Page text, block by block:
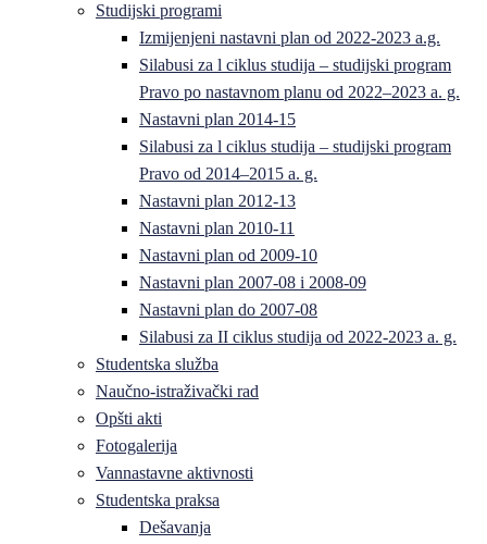
Studijski programi
Izmijenjeni nastavni plan od 2022-2023 a.g.
Silabusi za l ciklus studija – studijski program
Pravo po nastavnom planu od 2022–2023 a. g.
Nastavni plan 2014-15
Silabusi za l ciklus studija – studijski program
Pravo od 2014–2015 a. g.
Nastavni plan 2012-13
Nastavni plan 2010-11
Nastavni plan od 2009-10
Nastavni plan 2007-08 i 2008-09
Nastavni plan do 2007-08
Silabusi za II ciklus studija od 2022-2023 a. g.
Studentska služba
Naučno-istraživački rad
Opšti akti
Fotogalerija
Vannastavne aktivnosti
Studentska praksa
Dešavanja